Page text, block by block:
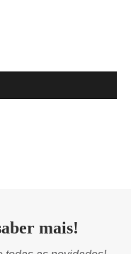
mais!